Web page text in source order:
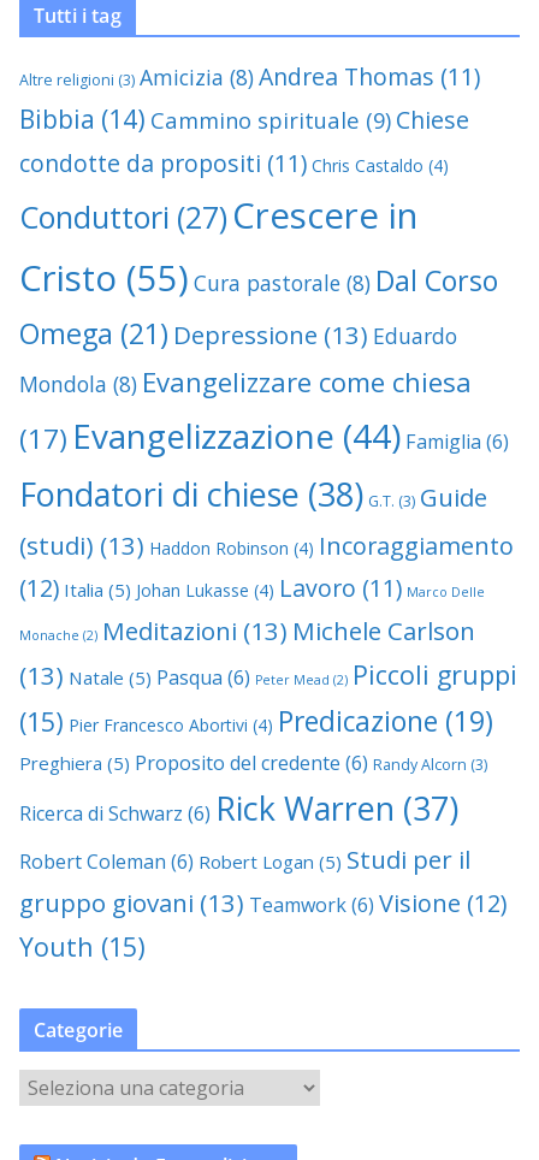
Tutti i tag
Altre religioni (3) Amicizia (8)Andrea Thomas (11)
Bibbia (14) Cammino spirituale (9) Chiese
condotte da propositi (11) Chris Castaldo (4)
Conduttori (27) Crescere in
Cristo (55) Cura pastorale (8) Dal Corso
Omega (21) Depressione (13) Eduardo
Mondola (8) Evangelizzare come chiesa
(17) Evangelizzazione (44) Famiglia (6)
Fondatori di chiese (38) G.T. (3) Guide
(studi) (13) Haddon Robinson (4) Incoraggiamento
(12) Italia (5) Johan Lukasse (4) Lavoro (11) Marco Delle
Monache (2) Meditazioni (13) Michele Carlson
(13) Natale (5) Pasqua (6) Peter Mead (2) Piccoli gruppi
(15) Pier Francesco Abortivi (4) Predicazione (19)
Preghiera (5) Proposito del credente (6) Randy Alcorn (3)
Ricerca di Schwarz (6) Rick Warren (37)
Robert Coleman (6) Robert Logan (5) Studi per il
gruppo giovani (13) Teamwork(6) Visione (12)
Youth (15)
Categorie
a
t